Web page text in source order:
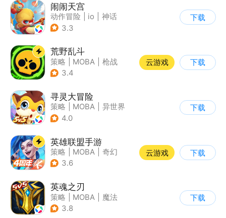
闹闹天宫
动作冒险 io
神话
| 中国风
3.3
下载
荒野乱斗
策略 MOBA
枪战
| 3v3
3.4
云游戏 下载
寻灵大冒险
策略 MOBA
异世界
| 寻灵大冒险
4.0
下载
英雄联盟手游
策略 MOBA
奇幻
| 英雄联盟
3.6
云游戏 下载
英魂之刃
策略 MOBA
魔法
| 英魂之刃
3.8
下载